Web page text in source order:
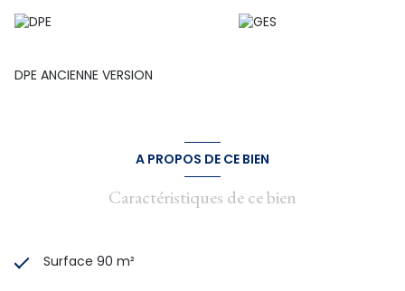
commission charge vendeur .
DPE ANCIENNE VERSION
A PROPOS DE CE BIEN
Caractéristiques de ce bien
Surface 90 m²